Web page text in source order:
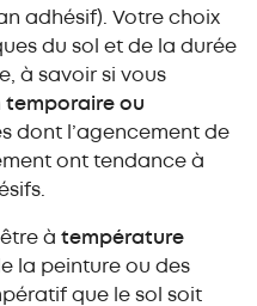
adhésif). Votre choix
du sol et de la durée
à savoir si vous
temporaire ou
dont l’agencement de
ont tendance à
à température
la peinture ou des
que le sol soit